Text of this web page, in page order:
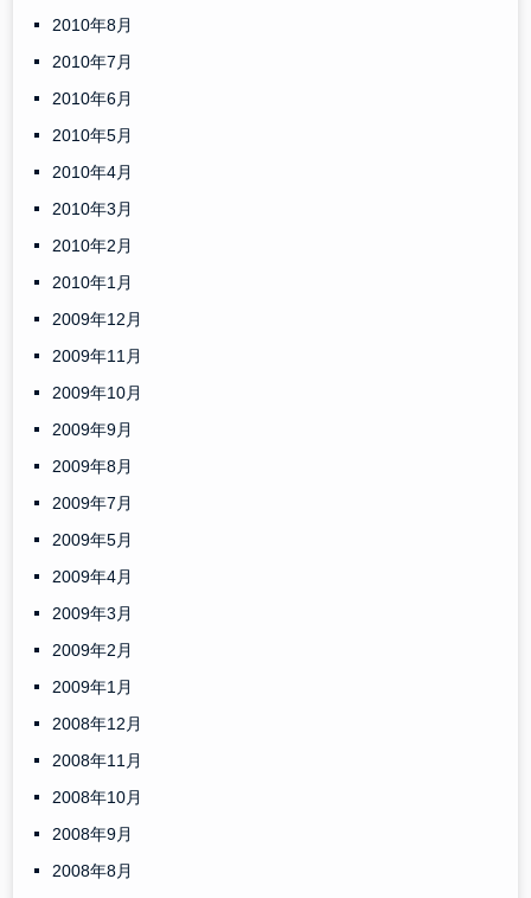
2010年8月
2010年7月
2010年6月
2010年5月
2010年4月
2010年3月
2010年2月
2010年1月
2009年12月
2009年11月
2009年10月
2009年9月
2009年8月
2009年7月
2009年5月
2009年4月
2009年3月
2009年2月
2009年1月
2008年12月
2008年11月
2008年10月
2008年9月
2008年8月